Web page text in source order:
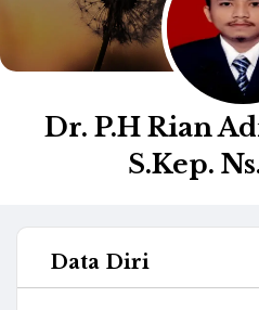
Dr. P.H Rian
S.Kep.
Data Diri